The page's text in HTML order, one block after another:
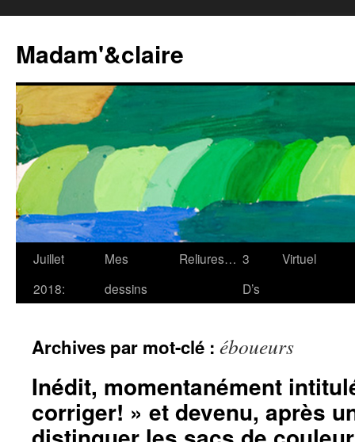
Madam'&claire
Juillet
2018:
Mes
dessins
Reliures… 3
D’s
Virtuel
Archives par mot-clé : éboueurs
Inédit, momentanément
corriger! » et devenu, après